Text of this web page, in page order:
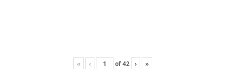
« ‹ of42 › »